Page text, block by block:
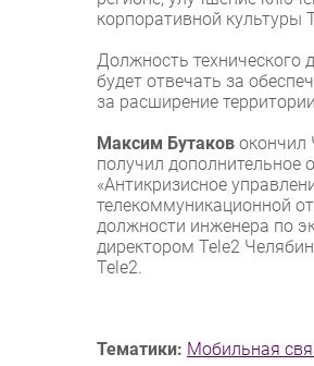
корпоративной культуры
Должность технического
будет отвечать за
за расширение
Максим Бутаков окончил
получил дополнительное
«Антикризисное
телекоммуникационной
должности инженера по
директором Tele2
Tele2.
Тематики: Мобильная